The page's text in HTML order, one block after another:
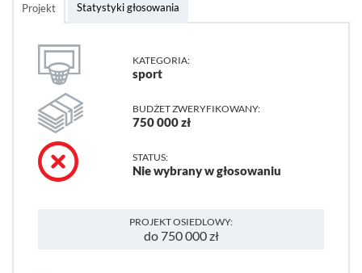
Projekt Statystyki głosowania
KATEGORIA:
sport
BUDŻET ZWERYFIKOWANY:
750 000 zł
STATUS:
Nie wybrany w głosowaniu
PROJEKT OSIEDLOWY:
do 750 000 zł